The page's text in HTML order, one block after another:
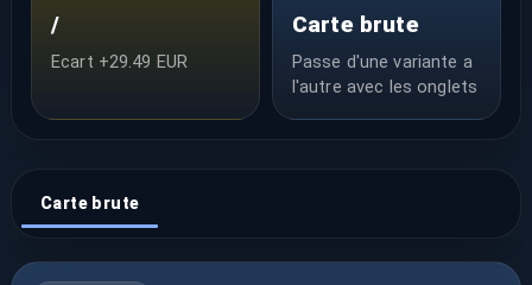
/
Ecart +29.49 EUR
Carte brute
Passe d'une variante a
l'autre avec les onglets
Carte brute